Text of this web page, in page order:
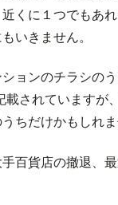
くに１つでもあ
いきません。
ョンのチラシの
載されていますが
ちだけかもしれま
百貨店の撤退、